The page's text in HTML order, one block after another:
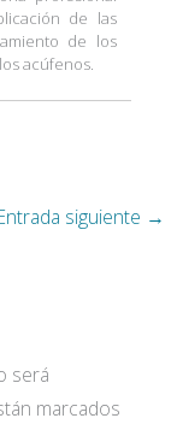
de las
de los
acúfenos.
siguiente →
será
marcados